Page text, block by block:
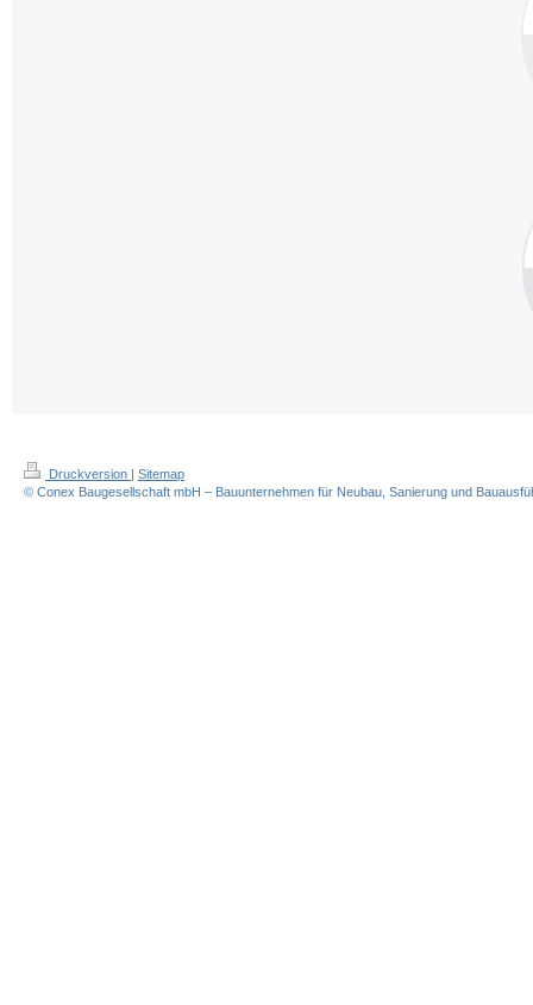
Druckversion | Sitemap
© Conex Baugesellschaft mbH – Bauunternehmen für Neubau, Sanierung und